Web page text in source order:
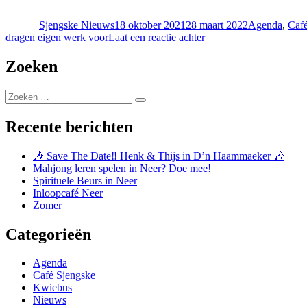
Sjengske Nieuws18 oktober 2021 28 maart 2022Agenda,
dragen eigen werk voorLaat een reactie achterop
Zoeken
Zoeken
naar:
Zoeken
Recente berichten
🎶 Save The Date‼️ Henk & Thijs in D’n Haammaeker 🎶
Mahjong leren spelen in Neer? Doe mee!
Spirituele Beurs in Neer
Inloopcafé Neer
Zomer
Categorieën
Agenda
Café Sjengske
Kwiebus
Nieuws